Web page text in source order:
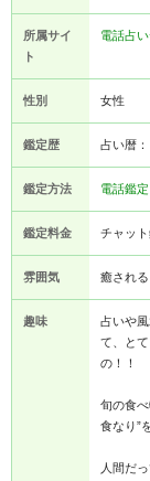
所属サイ
ト
電話占
性別 女性
鑑定歴 占い暦
鑑定方法 電話鑑定
鑑定料金 チャッ
雰囲気 癒され
趣味
占いや
て、と
の！！
旬の食
食なり”
人間だ